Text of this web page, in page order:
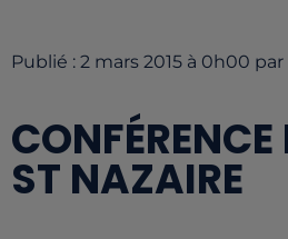
Publié : 2 mars 2015 à 0h00
ST NAZAIRE